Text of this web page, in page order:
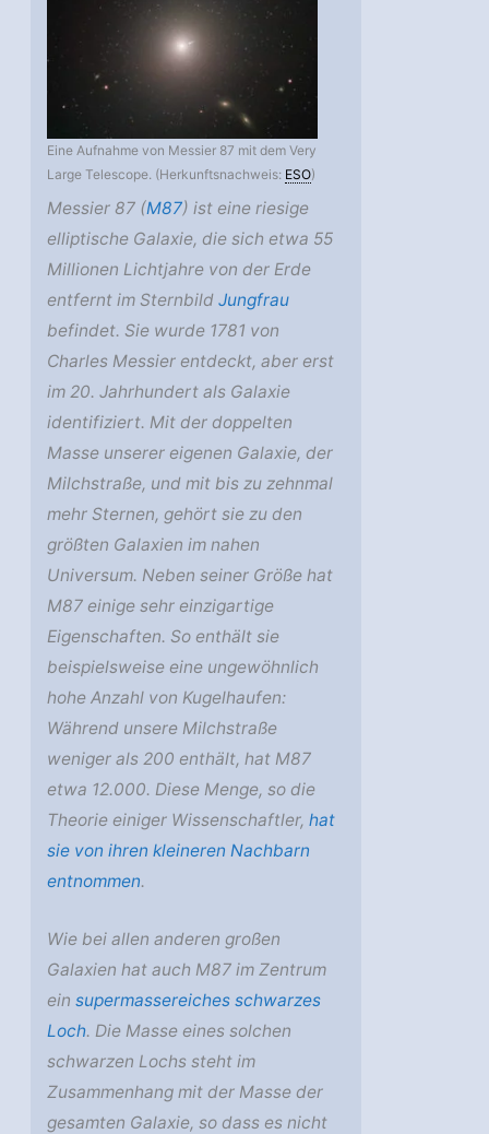
Eine Aufnahme von Messier 87 mit dem Very
Large Telescope. (Herkunftsnachweis: ESO)
Messier 87 (M87) ist eine riesige
elliptische Galaxie, die sich etwa 55
Millionen Lichtjahre von der Erde
entfernt im SternbildJungfrau
befindet. Sie wurde 1781 von
Charles Messier entdeckt, aber erst
im 20. Jahrhundert als Galaxie
identifiziert. Mit der doppelten
Masse unserer eigenen Galaxie, der
Milchstraße, und mit bis zu zehnmal
mehr Sternen, gehört sie zu den
größten Galaxien im nahen
Universum. Neben seiner Größe hat
M87 einige sehr einzigartige
Eigenschaften. So enthält sie
beispielsweise eine ungewöhnlich
hohe Anzahl von Kugelhaufen:
Während unsere Milchstraße
weniger als 200 enthält, hat M87
etwa 12.000. Diese Menge, so die
Theorie einiger Wissenschaftler,hat
sie von ihren kleineren Nachbarn
entnommen.
Wie bei allen anderen großen
Galaxien hat auch M87 im Zentrum
einsupermassereiches schwarzes
Loch. Die Masse eines solchen
schwarzen Lochs steht im
Zusammenhang mit der Masse der
gesamten Galaxie, so dass es nicht